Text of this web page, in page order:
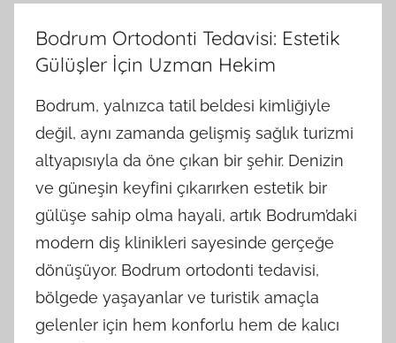
Hekimi
tavsiye
edilen
hekimleri,diş
klinikleri
Bodrum Ortodonti Tedavisi: Estetik
Gülüşler İçin Uzman Hekim
Bodrum, yalnızca tatil beldesi kimliğiyle
değil, aynı zamanda gelişmiş sağlık turizmi
altyapısıyla da öne çıkan bir şehir. Denizin
ve güneşin keyfini çıkarırken estetik bir
gülüşe sahip olma hayali, artık Bodrum’daki
modern diş klinikleri sayesinde gerçeğe
dönüşüyor. Bodrum ortodonti tedavisi,
bölgede yaşayanlar ve turistik amaçla
gelenler için hem konforlu hem de kalıcı